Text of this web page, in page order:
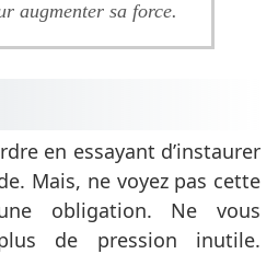
augmenter sa force.
en essayant d’instaurer
Mais, ne voyez pas cette
obligation. Ne vous
de pression inutile.